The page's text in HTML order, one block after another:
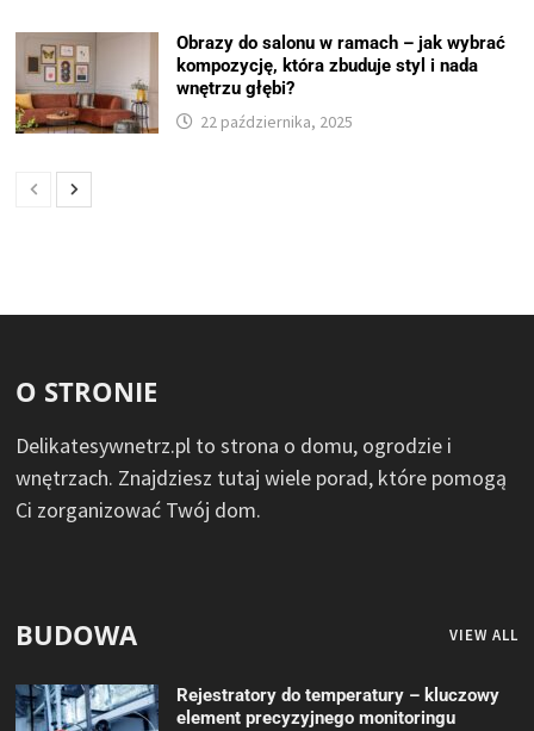
Obrazy do salonu w ramach – jak wybrać
kompozycję, która zbuduje styl i nada
wnętrzu głębi?
22 października, 2025
O STRONIE
Delikatesywnetrz.pl to strona o domu, ogrodzie i
wnętrzach. Znajdziesz tutaj wiele porad, które pomogą
Ci zorganizować Twój dom.
BUDOWA VIEW ALL
Rejestratory do temperatury – kluczowy
element precyzyjnego monitoringu